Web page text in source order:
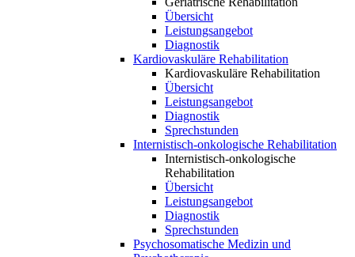
Übersicht
Leistungsangebot
Diagnostik
Kardiovaskuläre Rehabilitation
Kardiovaskuläre Rehabilitation
Übersicht
Leistungsangebot
Diagnostik
Sprechstunden
Internistisch-onkologische Rehabilitation
Internistisch-onkologische
Rehabilitation
Übersicht
Leistungsangebot
Diagnostik
Sprechstunden
Psychosomatische Medizin und